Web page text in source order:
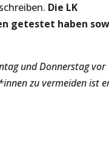
Die LK
getestet haben
und Donnerstag vor
zu vermeiden ist